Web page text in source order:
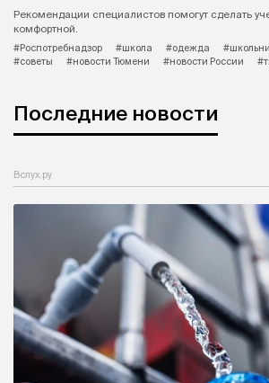
Рекомендации специалистов помогут сделать
комфортной.
#Роспотребнадзор
#школа #одежда
#советы
#новости Тюмени #новости России
Последние новости
Вслух.ру